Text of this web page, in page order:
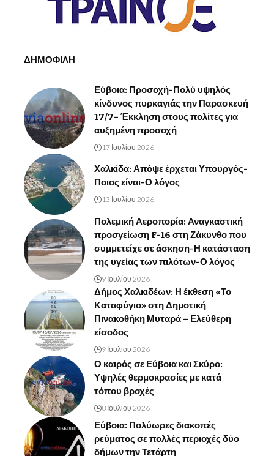
ΔΗΜΟΦΙΛΗ
Εύβοια: Προσοχή-Πολύ υψηλός
κίνδυνος πυρκαγιάς την Παρασκευή
17/7– Έκκληση στους πολίτες για
αυξημένη προσοχή
17 Ιουλίου 2026
Χαλκίδα: Απόψε έρχεται Υπουργός-
Ποιος είναι-Ο λόγος
13 Ιουλίου 2026
Πολεμική Αεροπορία: Αναγκαστική
προσγείωση F-16 στη Ζάκυνθο που
συμμετείχε σε άσκηση-Η κατάσταση
της υγείας των πιλότων-Ο λόγος
9 Ιουλίου 2026
Δήμος Χαλκιδέων: Η έκθεση «Το
Καταφύγιο» στη Δημοτική
Πινακοθήκη Μυταρά – Ελεύθερη
είσοδος
9 Ιουλίου 2026
Ο καιρός σε Εύβοια και Σκύρο:
Υψηλές θερμοκρασίες με κατά
τόπου βροχές
8 Ιουλίου 2026
Εύβοια: Πολύωρες διακοπές
ρεύματος σε πολλές περιοχές δύο
δήμων την Τετάρτη